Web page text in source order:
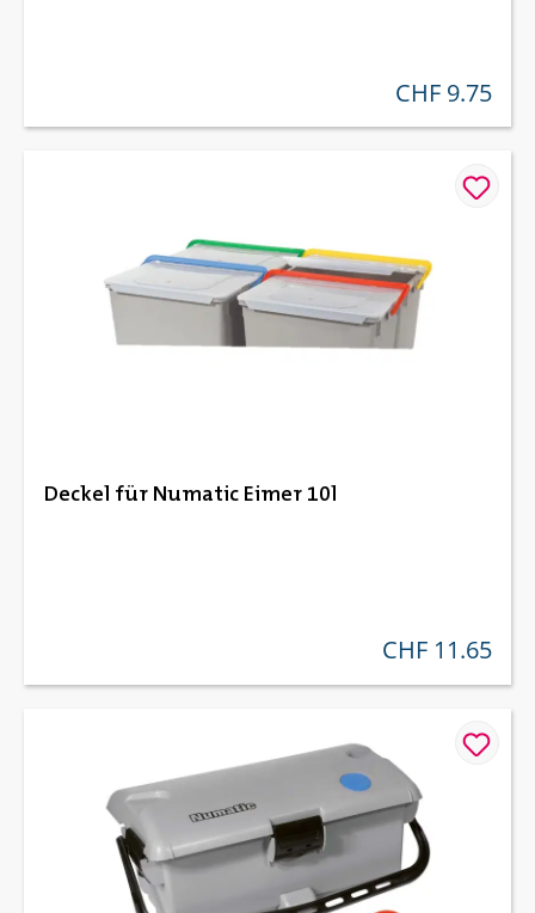
regulärer preis:
CHF 9.75
Deckel für Numatic Eimer 10l
regulärer preis:
CHF 11.65